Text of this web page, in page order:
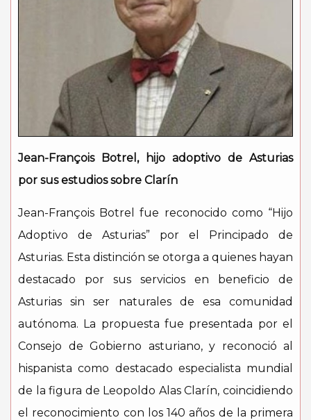
Jean-François Botrel, hijo adoptivo de Asturias
por sus estudios sobre Clarín
Jean-François Botrel fue reconocido como “Hijo
Adoptivo de Asturias” por el Principado de
Asturias. Esta distinción se otorga a quienes hayan
destacado por sus servicios en beneficio de
Asturias sin ser naturales de esa comunidad
autónoma. La propuesta fue presentada por el
Consejo de Gobierno asturiano, y reconoció al
hispanista como destacado especialista mundial
de la figura de Leopoldo Alas Clarín, coincidiendo
el reconocimiento con los 140 años de la primera